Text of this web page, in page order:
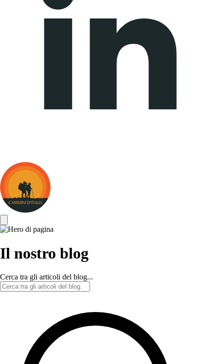
Cammini
d&#039;Italia
Il nostro blog
Cerca tra gli articoli del blog...